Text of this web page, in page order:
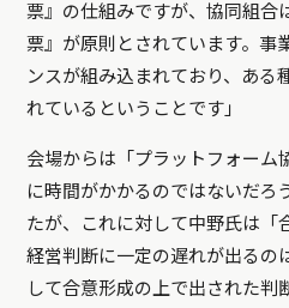
票』の仕組みですが、協同組合
票』が原則とされています。事
ンスが組み込まれており、ある
れているということです」
会場からは「プラットフォーム
に時間がかかるのではないだろ
たが、これに対して中野氏は「
経営判断に一定の遅れが出るの
して合意形成の上で出された判